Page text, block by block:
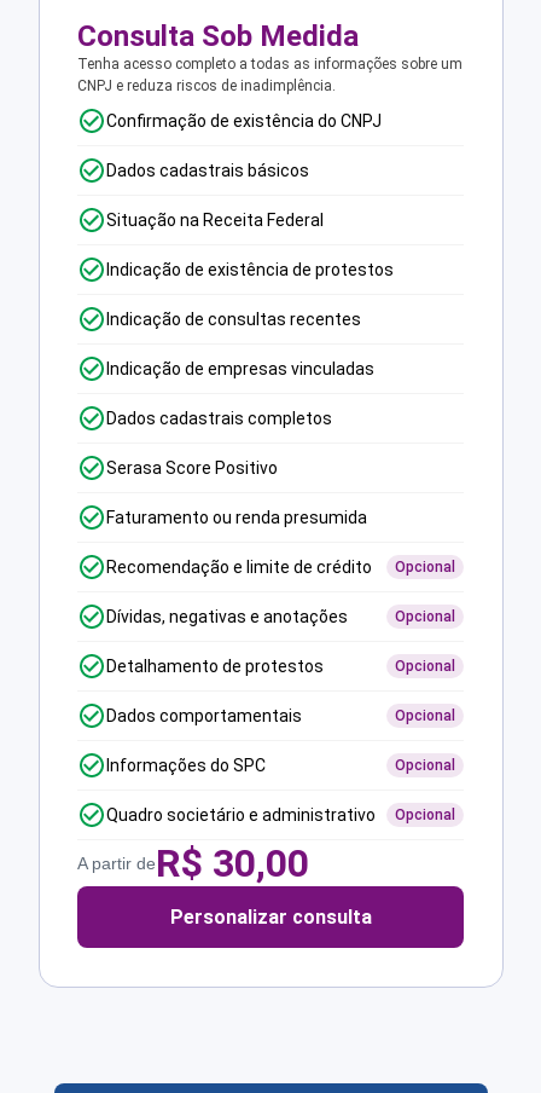
Consulta Sob Medida
Tenha acesso completo a todas as informações sobre um
CNPJ e reduza riscos de inadimplência.
Confirmação de existência do CNPJ
Dados cadastrais básicos
Situação na Receita Federal
Indicação de existência de protestos
Indicação de consultas recentes
Indicação de empresas vinculadas
Dados cadastrais completos
Serasa Score Positivo
Faturamento ou renda presumida
Recomendação e limite de crédito Opcional
Dívidas, negativas e anotações Opcional
Detalhamento de protestos Opcional
Dados comportamentais Opcional
Informações do SPC Opcional
Quadro societário e administrativo Opcional
A partir deR$ 30,00
Personalizar consulta